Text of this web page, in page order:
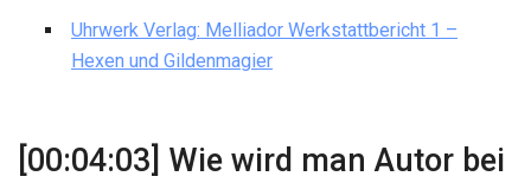
Uhrwerk Verlag: Melliador Werkstattbericht 1 –
Hexen und Gildenmagier
[00:04:03] Wie wird man Autor bei